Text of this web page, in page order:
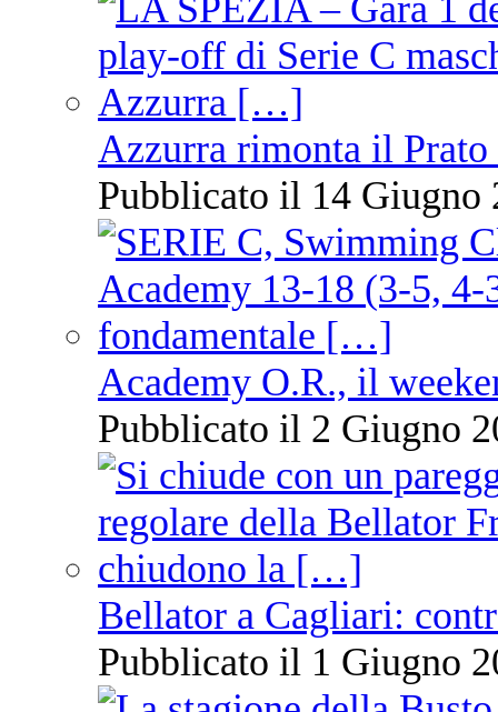
Azzurra rimonta il Prato
Pubblicato il 14 Giugno
Academy O.R., il
Pubblicato il 2 Giugno
Bellator a Cagliari:
Pubblicato il 1 Giugno